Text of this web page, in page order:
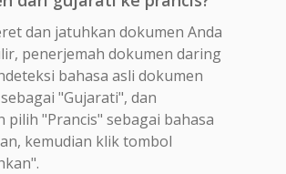
dan jatuhkan dokumen Anda
penerjemah dokumen daring
bahasa asli dokumen
"Gujarati", dan
pilih "Prancis" sebagai bahasa
kemudian klik tombol